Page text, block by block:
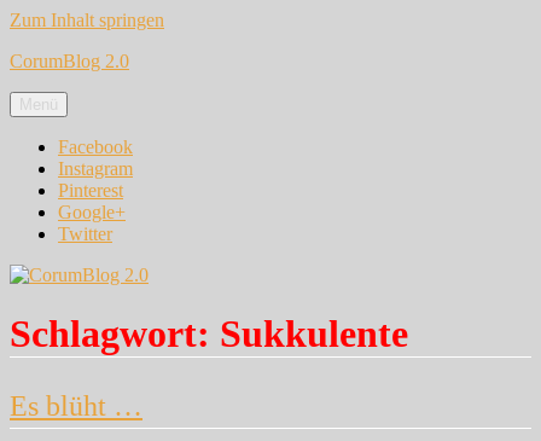
Zum Inhalt springen
CorumBlog 2.0
Menü
Facebook
Instagram
Pinterest
Google+
Twitter
Schlagwort: Sukkulente
Es blüht …